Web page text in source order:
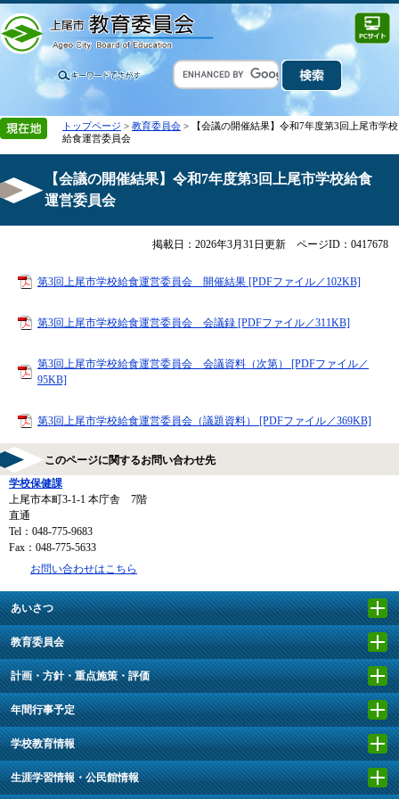
トップページ > 教育委員会 > 【会議の開催結果】令和7年度第3回上尾市学校
給食運営委員会
【会議の開催結果】令和7年度第3回上尾市学校給食
運営委員会
掲載日：2026年3月31日更新 ページID：0417678
第3回上尾市学校給食運営委員会 開催結果 [PDFファイル／102KB]
第3回上尾市学校給食運営委員会 会議録 [PDFファイル／311KB]
第3回上尾市学校給食運営委員会 会議資料（次第） [PDFファイル／
95KB]
第3回上尾市学校給食運営委員会（議題資料） [PDFファイル／369KB]
このページに関するお問い合わせ先
学校保健課
上尾市本町3-1-1 本庁舎 7階
直通
Tel：048-775-9683
Fax：048-775-5633
お問い合わせはこちら
あいさつ
教育委員会
計画・方針・重点施策・評価
年間行事予定
学校教育情報
生涯学習情報・公民館情報